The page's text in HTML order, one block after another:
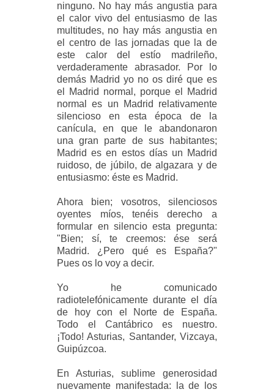
ninguno. No hay más angustia para
el calor vivo del entusiasmo de las
multitudes, no hay más angustia en
el centro de las jornadas que la de
este calor del estío madrileño,
verdaderamente abrasador. Por lo
demás Madrid yo no os diré que es
el Madrid normal, porque el Madrid
normal es un Madrid relativamente
silencioso en esta época de la
canícula, en que le abandonaron
una gran parte de sus habitantes;
Madrid es en estos días un Madrid
ruidoso, de júbilo, de algazara y de
entusiasmo: éste es Madrid.
Ahora bien; vosotros, silenciosos
oyentes míos, tenéis derecho a
formular en silencio esta pregunta:
"Bien; sí, te creemos: ése será
Madrid. ¿Pero qué es España?"
Pues os lo voy a decir.
Yo he comunicado
radiotelefónicamente durante el día
de hoy con el Norte de España.
Todo el Cantábrico es nuestro.
¡Todo! Asturias, Santander, Vizcaya,
Guipúzcoa.
En Asturias, sublime generosidad
nuevamente manifestada: la de los